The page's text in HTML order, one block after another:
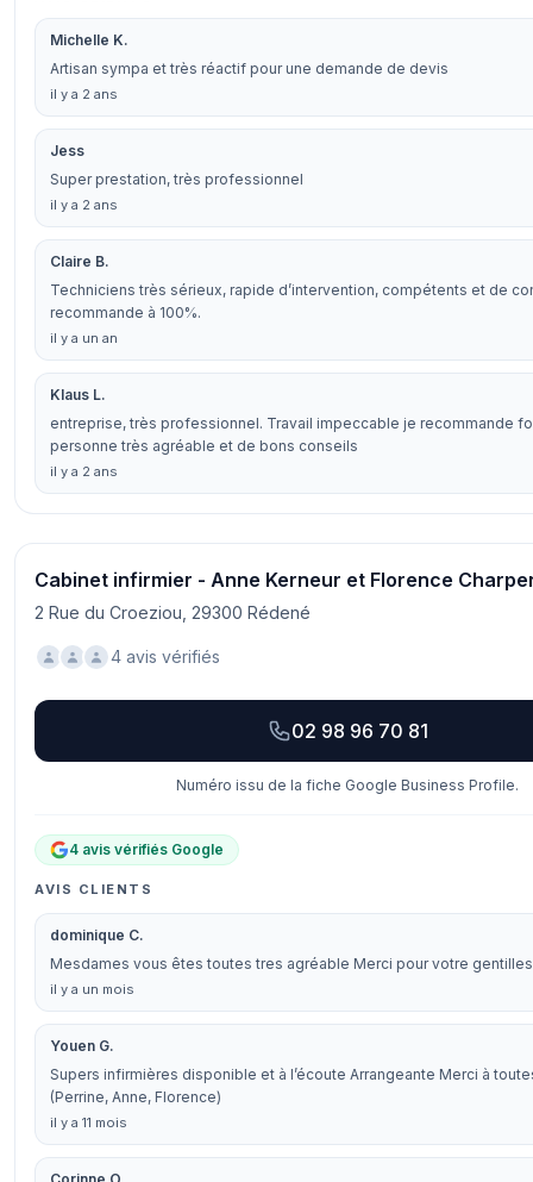
Michelle K.
Artisan sympa et très réactif pour une demande de devis
il y a 2 ans
Jess
Super prestation, très professionnel
il y a 2 ans
Claire B.
Techniciens très sérieux, rapide d’intervention, compétents et de
recommande à 100%.
il y a un an
Klaus L.
entreprise, très professionnel. Travail impeccable je recommande
personne très agréable et de bons conseils
il y a 2 ans
Cabinet infirmier - Anne Kerneur et Florence
2 Rue du Croeziou, 29300 Rédené
4 avis vérifiés
02 98 96 70 81
Numéro issu de la fiche Google Business Profile.
4 avis vérifiés Google
AVIS CLIENTS
dominique C.
Mesdames vous êtes toutes tres agréable Merci pour votre
il y a un mois
Youen G.
Supers infirmières disponible et à l’écoute Arrangeante Merci à
(Perrine, Anne, Florence)
il y a 11 mois